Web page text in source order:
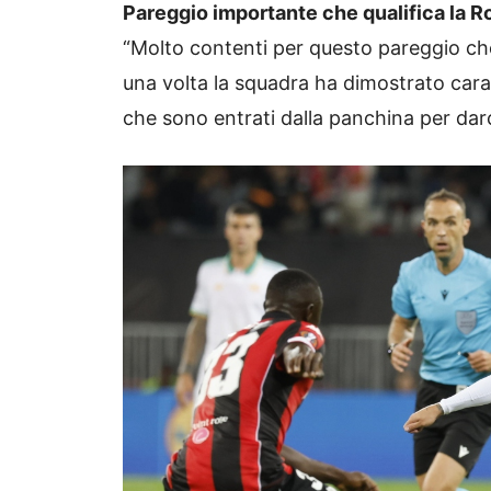
Pareggio importante che qualifica la
“Molto contenti per questo pareggio
una volta la squadra ha dimostrato
che sono entrati dalla panchina per